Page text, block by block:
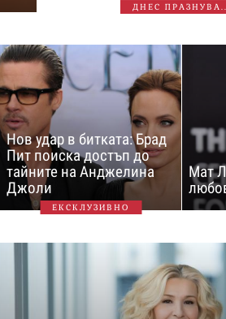
ДНЕС ПРАЗНУВА...
Нов удар в битката: Брад
Пит поиска достъп до
тайните на Анджелина
Джоли
ЕКСКЛУЗИВНО
Мат